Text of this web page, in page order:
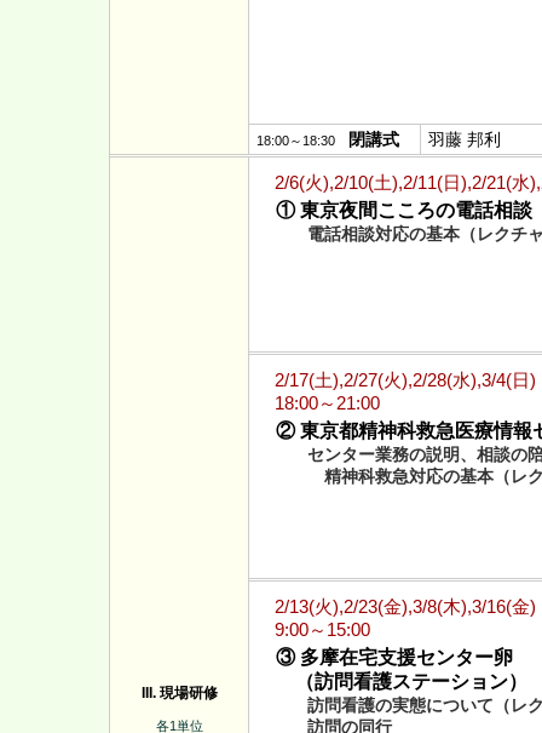
18:00～18:30 閉講式 羽藤 邦利
III. 現場研修
各1単位
2/6(火),2/10(土),2/11(日),2/21(水
① 東京夜間こころの電話相談
電話相談対応の基本（レクチ
2/17(土),2/27(火),2/28(水),3/4(日)
18:00～21:00
② 東京都精神科救急医療情報
センター業務の説明、相談の
精神科救急対応の基本（レ
2/13(火),2/23(金),3/8(木),3/16(金)
9:00～15:00
③ 多摩在宅支援センター卵
（訪問看護ステーション）
訪問看護の実態について（レ
訪問の同行